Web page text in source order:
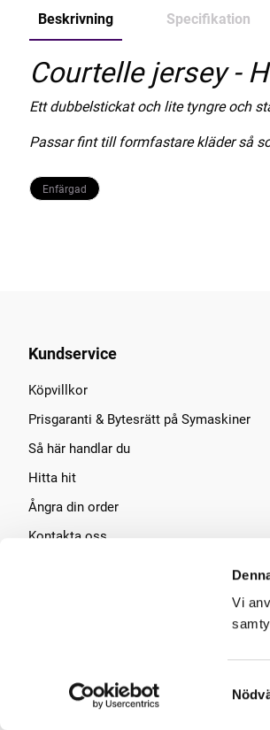
Vi
Beskrivning Specifikation
Courtelle jersey -
Ett dubbelstickat och lite tyngre och
Passar fint till formfastare kläder så
Enfärgad
Kundservice
Köpvillkor
Prisgaranti & Bytesrätt på Symaskiner
Så här handlar du
Hitta hit
Ångra din order
Kontakta oss